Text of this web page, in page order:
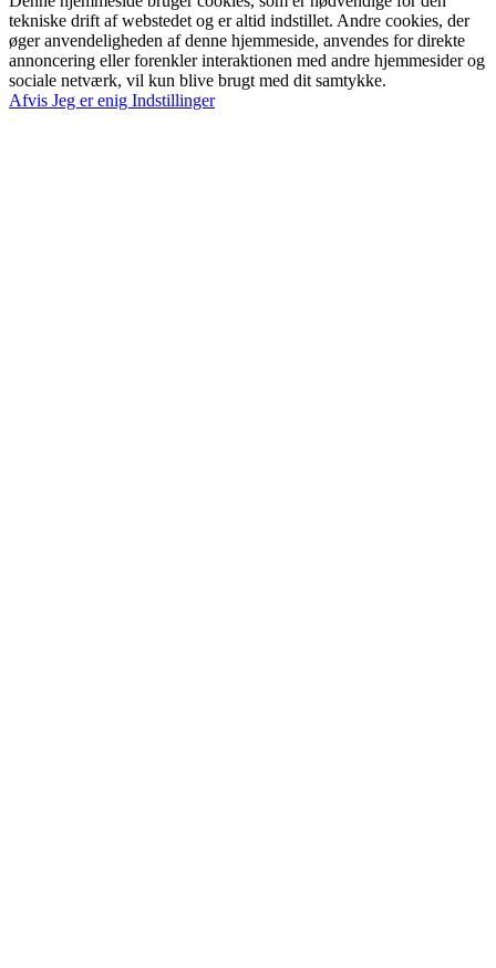
tekniske drift af webstedet og er altid indstillet. Andre cookies, der
øger anvendeligheden af denne hjemmeside, anvendes for direkte
annoncering eller forenkler interaktionen med andre hjemmesider og
sociale netværk, vil kun blive brugt med dit samtykke.
Afvis Jeg er enig Indstillinger